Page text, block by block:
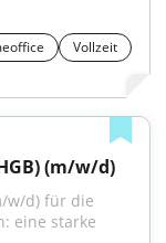
Vollzeit
(m/w/d)
w/d) für die
eine starke